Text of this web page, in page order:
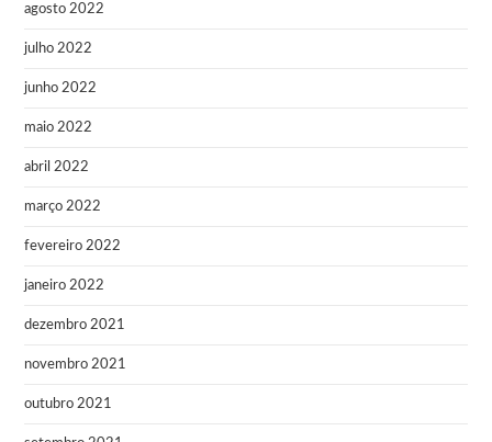
agosto 2022
julho 2022
junho 2022
maio 2022
abril 2022
março 2022
fevereiro 2022
janeiro 2022
dezembro 2021
novembro 2021
outubro 2021